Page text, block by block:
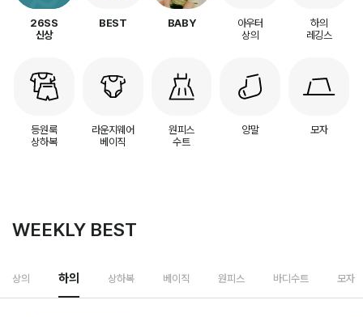
26SS
신상
BEST BABY
아우터
상의
하의
레깅스
등원룩
상하복
라운지웨어
베이직
원피스
수트
양말 모자
WEEKLY BEST
상의 하의 상하복 베이직 원피스 바디수트 모자